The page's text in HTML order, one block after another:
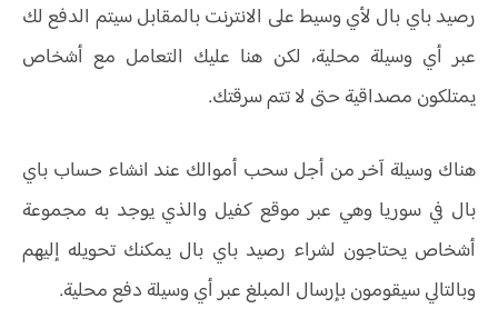
رصيد باي بال لأي وسيط على الانترنت بالمقابل سيتم الدفع لك
عبر أي وسيلة محلية، لكن هنا عليك التعامل مع أشخاص
يمتلكون مصداقية حتى لا تتم سرقتك.
هناك وسيلة آخر من أجل سحب أموالك عند انشاء حساب باي
بال في سوريا وهي عبر موقع كفيل والذي يوجد به مجموعة
أشخاص يحتاجون لشراء رصيد باي بال يمكنك تحويله إليهم
وبالتالي سيقومون بإرسال المبلغ عبر أي وسيلة دفع محلية.